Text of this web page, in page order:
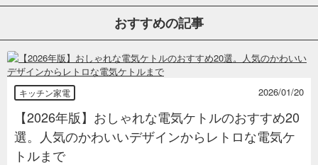
おすすめの記事
キッチン家電 2026/01/20
【2026年版】おしゃれな電気ケトルのおすすめ20
選。人気のかわいいデザインからレトロな電気ケ
トルまで